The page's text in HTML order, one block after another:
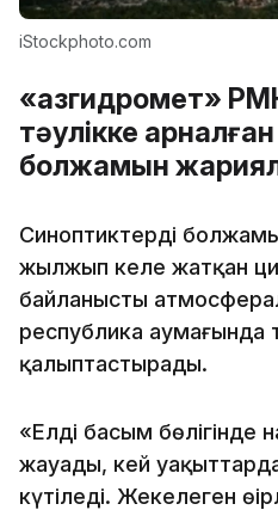
iStockphoto.com
«Қазгидромет»
тәулікке
болжамын
Синоптиктердің
жылжып келе жатқан
байланысты
республика аумағында
қалыптастырады.
«Елдің басым бөлігінде
жауады, кей
күтіледі. Жекелеген